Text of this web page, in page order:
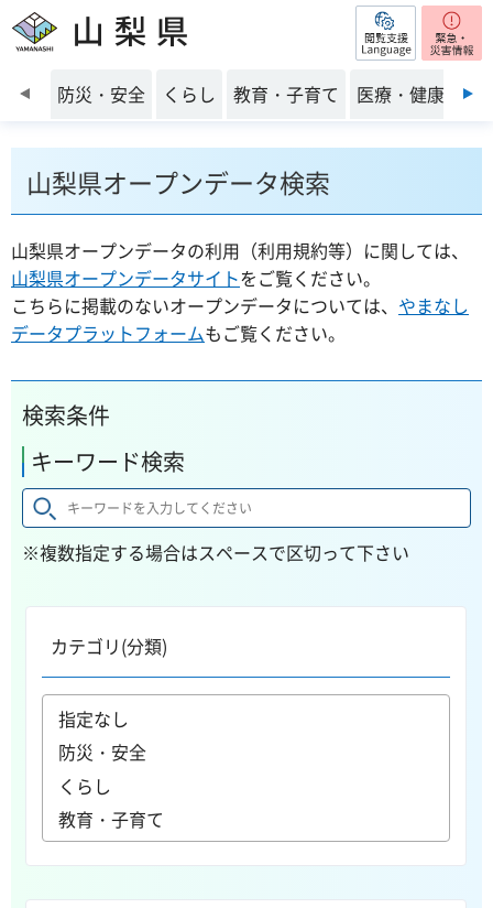
山梨県 閲覧支援
前のスライドを表示
防災・安全 くらし 教育・子育て 医療・健康・福
山梨県オープンデータ検索
山梨県オープンデータの利用（利用規約等）に関しては、
山梨県オープンデータサイトをご覧ください。
こちらに掲載のないオープンデータについては、 やまなし
データプラットフォームもご覧ください。
検索条件
キーワード検索
※複数指定する場合はスペースで区切って下さい
カテゴリ(分類)